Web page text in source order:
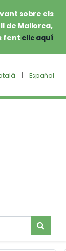
sobre els
de Mallorca,
fent clic aquí
| Español